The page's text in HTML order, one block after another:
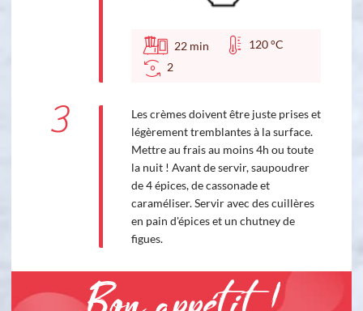
22 min
120 °C
2
3
Les crèmes doivent être juste prises et
légèrement tremblantes à la surface.
Mettre au frais au moins 4h ou toute
la nuit ! Avant de servir, saupoudrer
de 4 épices, de cassonade et
caraméliser. Servir avec des cuillères
en pain d'épices et un chutney de
figues.